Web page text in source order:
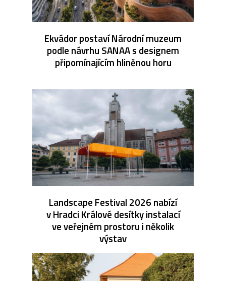
Ekvádor postaví Národní muzeum
podle návrhu SANAA s designem
připomínajícím hliněnou horu
Landscape Festival 2026 nabízí
v Hradci Králové desítky instalací
ve veřejném prostoru i několik
výstav